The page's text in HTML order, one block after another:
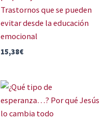
Trastornos que se pueden
evitar desde la educación
emocional
15,38€